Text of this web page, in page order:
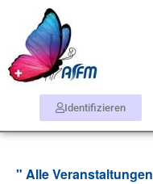
Identifizieren
" Alle Veranstaltungen